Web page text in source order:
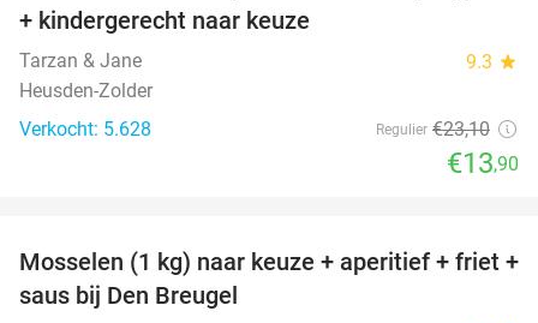
+ kindergerecht naar keuze
Tarzan & Jane 9.3 star
Heusden-Zolder
Verkocht: 5.628
Regulier €23,10
€13,90
34%
Mosselen (1 kg) naar keuze + aperitief + friet +
saus bij Den Breugel